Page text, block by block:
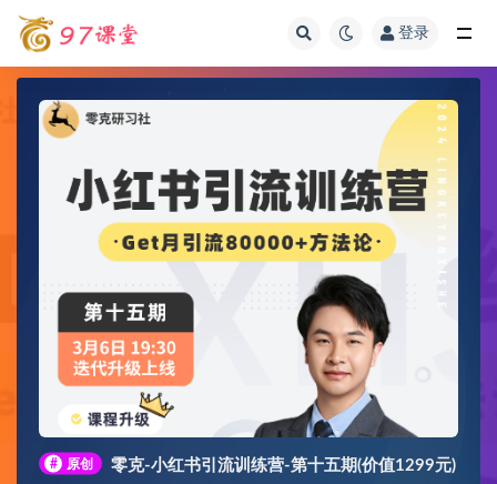
登录
# 原创 零克-小红书引流训练营-第十五期(价值1299元)